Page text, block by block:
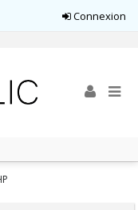
Connexion